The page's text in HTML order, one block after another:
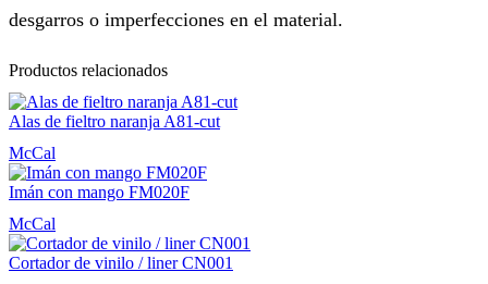
desgarros o imperfecciones en el material.
Productos relacionados
Alas de fieltro naranja A81-cut
McCal
Imán con mango FM020F
McCal
Cortador de vinilo / liner CN001